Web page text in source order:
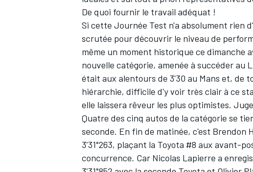
De quoi fournir le travail adéquat !
Si cette Journée Test n'a absolument rien
scrutée pour découvrir le niveau de
même un moment historique ce dimanche
nouvelle catégorie, amenée à succéder au
était aux alentours de 3'30 au Mans et,
hiérarchie, difficile d'y voir très clair à ce
elle laissera rêveur les plus optimistes.
Quatre des cinq autos de la catégorie se
seconde. En fin de matinée, c'est Brendon
3'31"263, plaçant la Toyota #8 aux avant-
concurrence. Car Nicolas Lapierre a